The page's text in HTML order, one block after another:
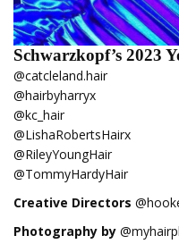
Schwarzkopf’s 2023
@catcleland.hair
@hairbyharryx
@kc_hair
@LishaRobertsHairx
@RileyYoungHair
@TommyHardyHair
Creative Directors
Photography by